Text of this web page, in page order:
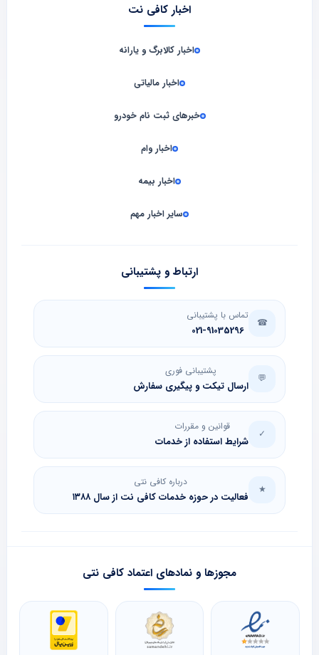
اخبار کافی نت
اخبار کالابرگ و یارانه
اخبار مالیاتی
خبرهای ثبت نام خودرو
اخبار وام
اخبار بیمه
سایر اخبار مهم
ارتباط و پشتیبانی
☎
تماس با پشتیبانی
021-91035296
💬
پشتیبانی فوری
ارسال تیکت و پیگیری سفارش
✓
قوانین و مقررات
شرایط استفاده از خدمات
★
درباره کافی نتی
فعالیت در حوزه خدمات کافی نت از سال ۱۳۸۸
مجوزها و نمادهای اعتماد کافی نتی